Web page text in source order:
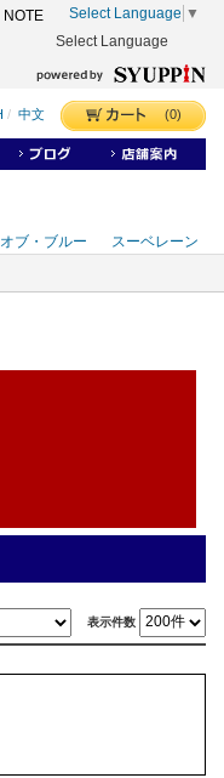
NOTE Select Language ▼
Select Language
表示件数